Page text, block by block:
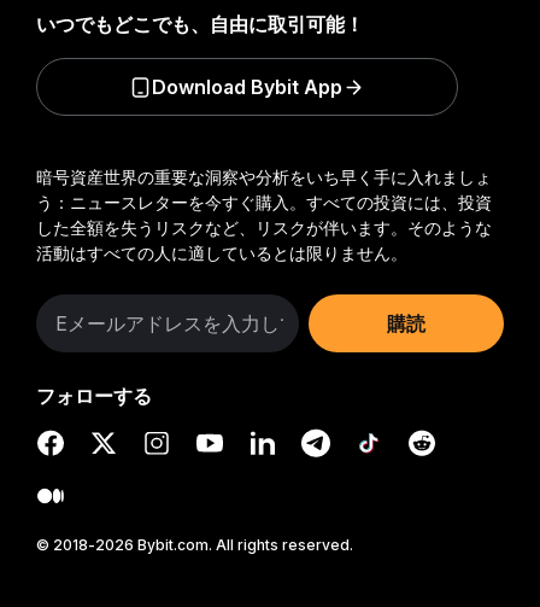
暗号資産世界の重要な洞察や分析をいち早く手に入れましょ
う：ニュースレターを今すぐ購入。 すべての投資には、投資
した全額を失うリスクなど、リスクが伴います。そのような
活動はすべての人に適しているとは限りません。
購読
フォローする
© 2018-2026 Bybit.com. All rights reserved.
いつでもどこでも、自由に取引可能！
Download Bybit App